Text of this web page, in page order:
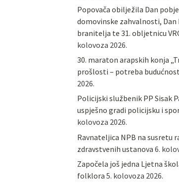
Popovača obilježila Dan
domovinske zahvalnosti,
branitelja te 31. obljetnicu
kolovoza 2026.
30. maraton arapskih konja
prošlosti – potreba
2026.
Policijski službenik PP Sisak
uspješno gradi policijsku i
kolovoza 2026.
Ravnateljica NPB na susretu
zdravstvenih ustanova 6.
Započela još jedna Ljetna
folklora 5. kolovoza 2026.